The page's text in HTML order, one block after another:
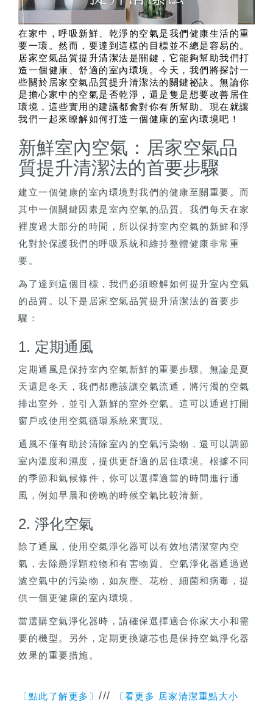
在家中，呼吸新鮮、乾淨的空氣是我們健康生活的重
要一環。然而，要達到這樣的目標並不總是容易的。
居家空氣品質提升清潔法是關鍵，它能夠幫助我們打
造一個健康、舒適的室內環境。今天，我們將探討一
些關於居家空氣品質提升清潔法的關鍵祕訣。無論你
是擔心家中的空氣是否乾淨，還是隻是想要改善居住
環境，這些實用的建議都會對你有所幫助。現在就讓
我們一起來瞭解如何打造一個健康的室內環境吧！
新鮮室內空氣：居家空氣品
質提升清潔法的首要步驟
建立一個健康的室內環境對我們的健康至關重要。而
其中一個關鍵因素是室內空氣的品質。我們每天在家
裡度過大部分的時間，所以保持室內空氣的新鮮和淨
化對於保護我們的呼吸系統和維持整體健康非常重
要。
為了達到這個目標，我們必須瞭解如何提升室內空氣
的品質。以下是居家空氣品質提升清潔法的首要步
驟：
1. 定期通風
定期通風是保持室內空氣新鮮的重要步驟。無論是夏
天還是冬天，我們都應該讓空氣流通，將污濁的空氣
排出室外，並引入新鮮的室外空氣。這可以通過打開
窗戶或使用空氣循環系統來實現。
通風不僅有助於清除室內的空氣污染物，還可以調節
室內溫度和濕度，提供更舒適的居住環境。根據不同
的季節和氣候條件，你可以選擇適當的時間進行通
風，例如早晨和傍晚的時候空氣比較清新。
2. 淨化空氣
除了通風，使用空氣淨化器可以有效地清潔室內空
氣，去除懸浮顆粒物和有害物質。空氣淨化器通過過
濾空氣中的污染物，如灰塵、花粉、細菌和病毒，提
供一個更健康的室內環境。
當選購空氣淨化器時，請確保選擇適合你家大小和需
要的機型。另外，定期更換濾芯也是保持空氣淨化器
效果的重要措施。
〔點此了解更多〕 ///
〔看更多 居家清潔重點大小